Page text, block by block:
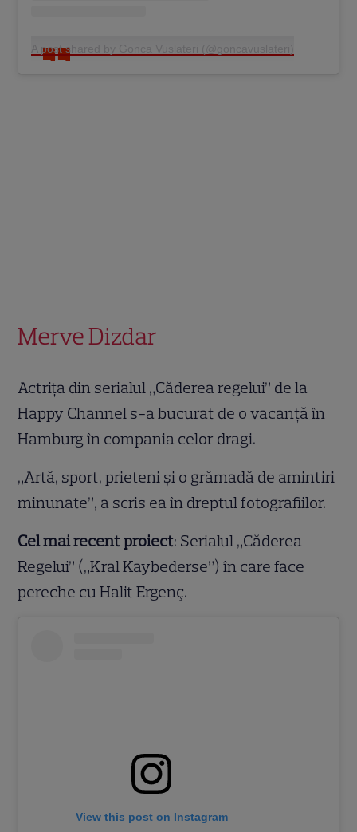
A post shared by Gonca Vuslateri (@goncavuslateri)
Merve Dizdar
Actrița din serialul „Căderea regelui” de la
Happy Channel s-a bucurat de o vacanță în
Hamburg în compania celor dragi.
„Artă, sport, prieteni și o grămadă de amintiri
minunate”, a scris ea în dreptul fotografiilor.
Cel mai recent proiect: Serialul „Căderea
Regelui” („Kral Kaybederse”) în care face
pereche cu Halit Ergenç.
View this post on Instagram